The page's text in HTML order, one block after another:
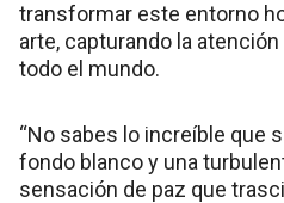
transformar este entorno
arte, capturando la
todo el mundo.
“No sabes lo increíble que
fondo blanco y una
sensación de paz que